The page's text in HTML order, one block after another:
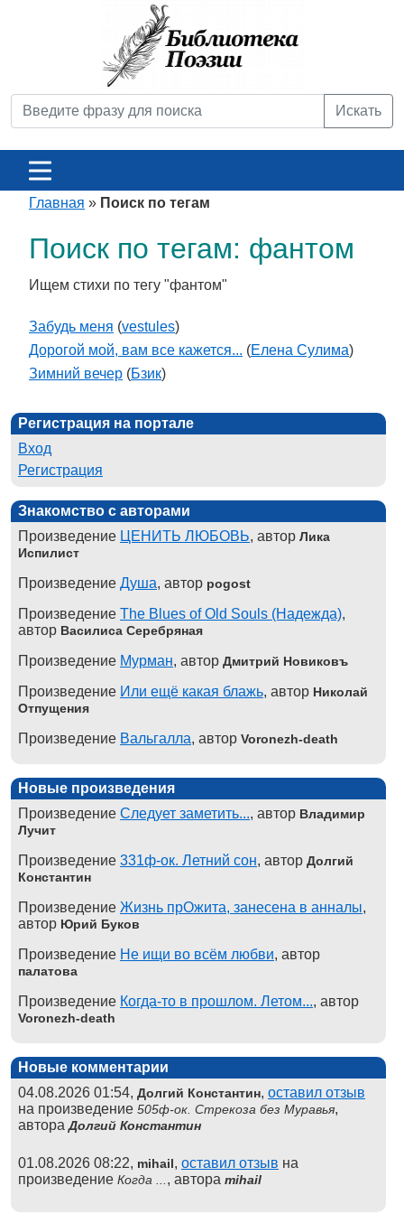
Искать
Главная » Поиск по тегам
Поиск по тегам: фантом
Ищем стихи по тегу "фантом"
Забудь меня (vestules)
Дорогой мой, вам все кажется... (Елена Сулима)
Зимний вечер (Бзик)
Регистрация на портале
Вход
Регистрация
Знакомство с авторами
Произведение ЦЕНИТЬ ЛЮБОВЬ, автор Лика
Испилист
Произведение Душа, автор pogost
Произведение The Blues of Old Souls (Надежда),
автор Василиса Серебряная
Произведение Мурман, автор Дмитрий Новиковъ
Произведение Или ещё какая блажь, автор Николай
Отпущения
Произведение Вальгалла, автор Voronezh-death
Новые произведения
Произведение Следует заметить..., автор Владимир
Лучит
Произведение 331ф-ок. Летний сон, автор Долгий
Константин
Произведение Жизнь прОжита, занесена в анналы,
автор Юрий Буков
Произведение Не ищи во всём любви, автор
палатова
Произведение Когда-то в прошлом. Летом..., автор
Voronezh-death
Новые комментарии
04.08.2026 01:54, Долгий Константин, оставил отзыв
на произведение 505ф-ок. Стрекоза без Муравья,
автораДолгий Константин
01.08.2026 08:22, mihail, оставил отзыв на
произведение Когда ... , автора mihail